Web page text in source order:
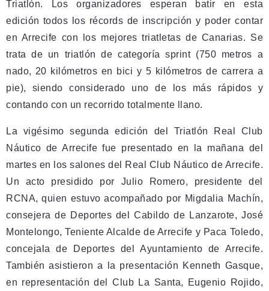
Triatlón. Los organizadores esperan batir en esta
edición todos los récords de inscripción y poder contar
en Arrecife con los mejores triatletas de Canarias. Se
trata de un triatlón de categoría sprint (750 metros a
nado, 20 kilómetros en bici y 5 kilómetros de carrera a
pie), siendo considerado uno de los más rápidos y
contando con un recorrido totalmente llano.
La vigésimo segunda edición del Triatlón Real Club
Náutico de Arrecife fue presentado en la mañana del
martes en los salones del Real Club Náutico de Arrecife.
Un acto presidido por Julio Romero, presidente del
RCNA, quien estuvo acompañado por Migdalia Machín,
consejera de Deportes del Cabildo de Lanzarote, José
Montelongo, Teniente Alcalde de Arrecife y Paca Toledo,
concejala de Deportes del Ayuntamiento de Arrecife.
También asistieron a la presentación Kenneth Gasque,
en representación del Club La Santa, Eugenio Rojido,